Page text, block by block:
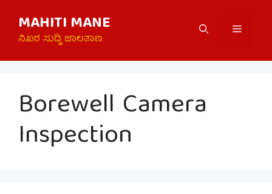
content
MAHITI MANE
ನಿಖರ ಸುದ್ದಿ ಜಾಲತಾಣ
Menu
Borewell Camera
Inspection